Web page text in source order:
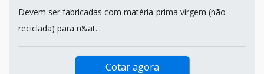
Devem ser fabricadas com matéria-prima virgem (não
reciclada) para n&at...
Cotar agora